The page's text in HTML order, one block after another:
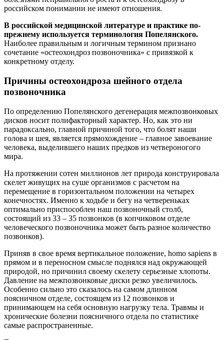
российском понимании не имеют отношения.
В российской медицинской литературе и практике по-
прежнему используется терминология Попелянского.
Наиболее правильным и логичным термином признано
сочетание «остеохондроз позвоночника» с привязкой к
конкретному отделу.
Причины остеохондроза шейного отдела
позвоночника
По определению Попелянского дегенерация межпозвонковых
дисков носит полифакторный характер. Но, как это ни
парадоксально, главной причиной того, что болят наши
голова и шея, является прямохождение – главное завоевание
человека, выделившего наших предков из четвероногого
мира.
На протяжении сотен миллионов лет природа конструировала
скелет живущих на суше организмов с расчетом на
перемещение в горизонтальном положении на четырех
конечностях. Именно к ходьбе и бегу на четвереньках
оптимально приспособлен наш позвоночный столб,
состоящий из 33 – 35 позвонков (в копчиковом отделе
человеческого позвоночника может быть разное количество
позвонков).
Приняв в свое время вертикальное положение, homo sapiens в
прямом и в переносном смысле поднялся над окружающей
природой, но причинил своему скелету серьезные хлопоты.
Давление на межпозвонковые диски резко увеличилось.
Особенно сильно это сказалось на самом длинном
поясничном отделе, состоящем из 12 позвонков и
принимающем на себя основную нагрузку тела. Травмы и
хронические болезни поясничного отдела по статистике
самые распространенные.